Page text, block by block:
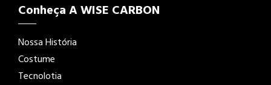
Conheça A WISE CARBON
Nossa História
Costume
Tecnolotia